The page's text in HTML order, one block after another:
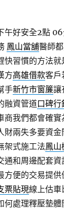
午好安全2點
鳳山當舖醫師
快習慣的方法就
方高雄借款客戶
手新竹市窗簾讓
融資管道口碑行
商我們都會確實
財兩失多要資
架式施工法鳳山
通和周邊配套
方便的交易提
票貼現線上估車
何處理釋壓墊體